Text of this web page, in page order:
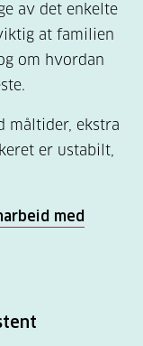
av det enkelte
at familien
om hvordan
måltider, ekstra
er ustabilt,
med